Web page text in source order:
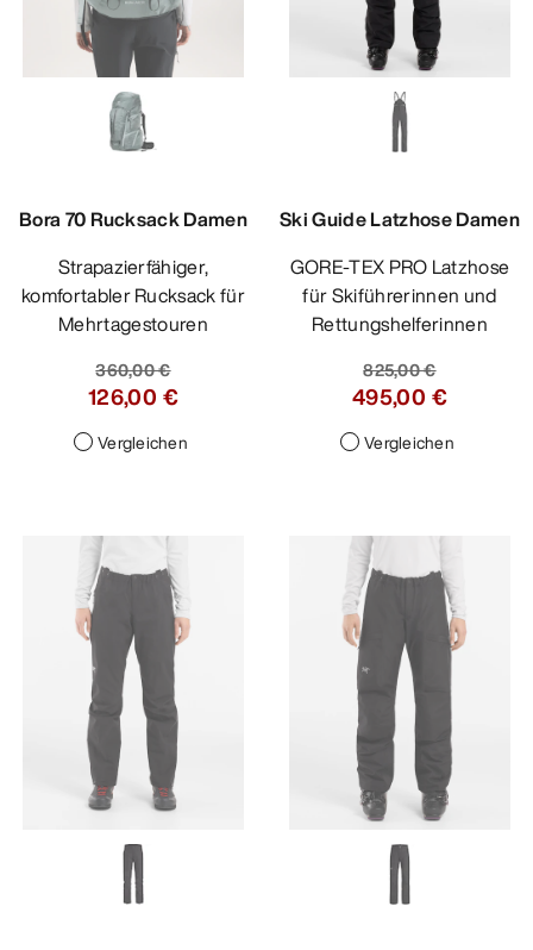
Bora 70 Rucksack Damen
Strapazierfähiger,
komfortabler Rucksack für
Mehrtagestouren
360,00 €
126,00 €
Vergleichen
Ski Guide Latzhose Damen
GORE-TEX PRO Latzhose
für Skiführerinnen und
Rettungshelferinnen
825,00 €
495,00 €
Vergleichen